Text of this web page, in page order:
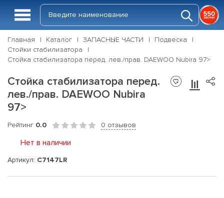
Главная Каталог ЗАПАСНЫЕ ЧАСТИ
Подвеска
Стойки стабилизатора
Стойка стабилизатора перед. лев./прав. DAEWOO Nubira 97>
Стойка стабилизатора перед.
лев./прав. DAEWOO Nubira
97>
Рейтинг 0.0 0 отзывов
Нет в наличии
Артикул: C7147LR